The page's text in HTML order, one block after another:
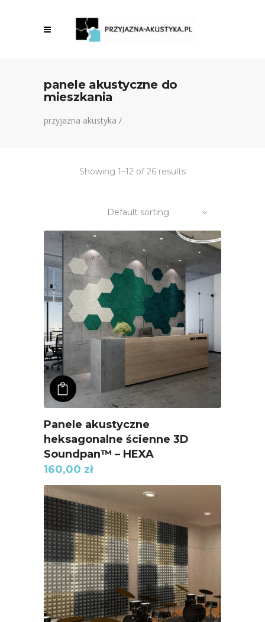
panele akustyczne do
mieszkania
przyjazna akustyka /
Showing 1–12 of 26 results
Default sorting
ADD TO KOSZYK
Panele akustyczne
heksagonalne ścienne 3D
Soundpan™ – HEXA
160,00 zł